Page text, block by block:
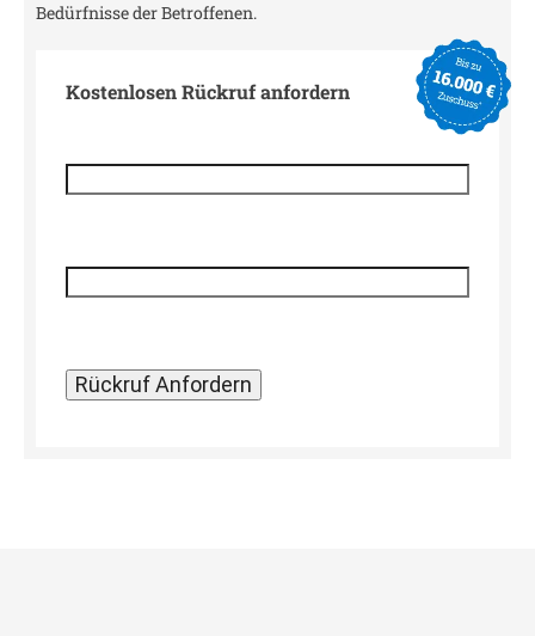
Bedürfnisse der Betroffenen.
Kostenlosen Rückruf anfordern